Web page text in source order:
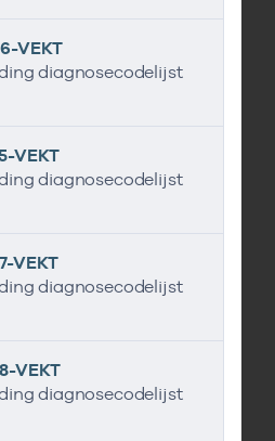
VEKT
diagnosecodelijst
VEKT
diagnosecodelijst
VEKT
diagnosecodelijst
VEKT
diagnosecodelijst